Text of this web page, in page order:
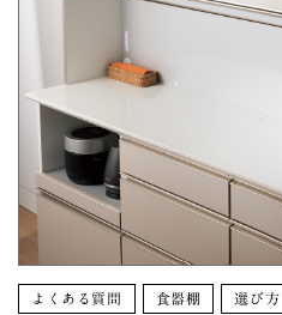
よくある質問 食器棚 選び方